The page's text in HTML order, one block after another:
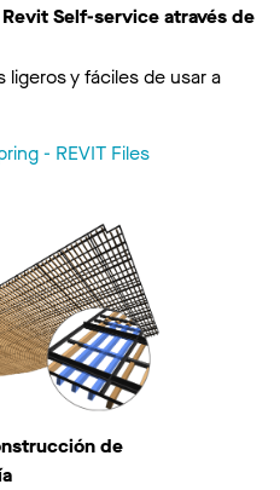
Self-service através de
y fáciles de usar a
- REVIT Files
de